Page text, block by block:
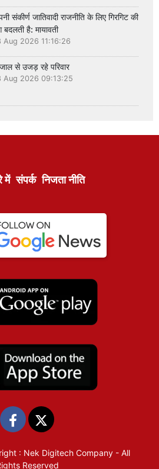
संकीर्ण जातिवादी राजनीति के लिए गिरगिट की
बदलती है: मायावती
Aug 2026 11:16:26
से उजड़ रहे परिवार
Aug 2026 09:13:25
में संपर्क निजता नीति
: Nek Digitech Company- All
Reserved